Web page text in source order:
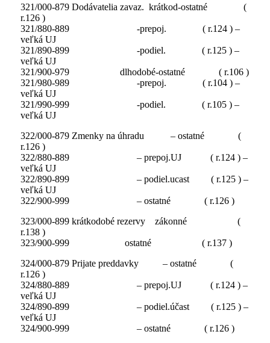
321/000-879 Dodávatelia zavaz. krátkod-ostatné (
r.126 )
321/880-889 -prepoj. ( r.124 ) –
veľká UJ
321/890-899 -podiel. ( r.125 ) –
veľká UJ
321/900-979 dlhodobé-ostatné ( r.106 )
321/980-989 -prepoj. ( r.104 ) –
veľká UJ
321/990-999 -podiel. ( r.105 ) –
veľká UJ
322/000-879 Zmenky na úhradu – ostatné (
r.126 )
322/880-889 – prepoj.UJ ( r.124 ) –
veľká UJ
322/890-899 – podiel.ucast ( r.125 ) –
veľká UJ
322/900-999 – ostatné ( r.126 )
323/000-899 krátkodobé rezervy zákonné (
r.138 )
323/900-999 ostatné ( r.137 )
324/000-879 Prijate preddavky – ostatné (
r.126 )
324/880-889 – prepoj.UJ ( r.124 ) –
veľká UJ
324/890-899 – podiel.účast ( r.125 ) –
veľká UJ
324/900-999 – ostatné ( r.126 )